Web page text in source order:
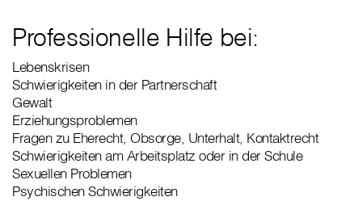
Professionelle Hilfe bei:
Lebenskrisen
Schwierigkeiten in der Partnerschaft
Gewalt
Erziehungsproblemen
Fragen zu Eherecht, Obsorge, Unterhalt, Kontaktrecht
Schwierigkeiten am Arbeitsplatz oder in der Schule
Sexuellen Problemen
Psychischen Schwierigkeiten